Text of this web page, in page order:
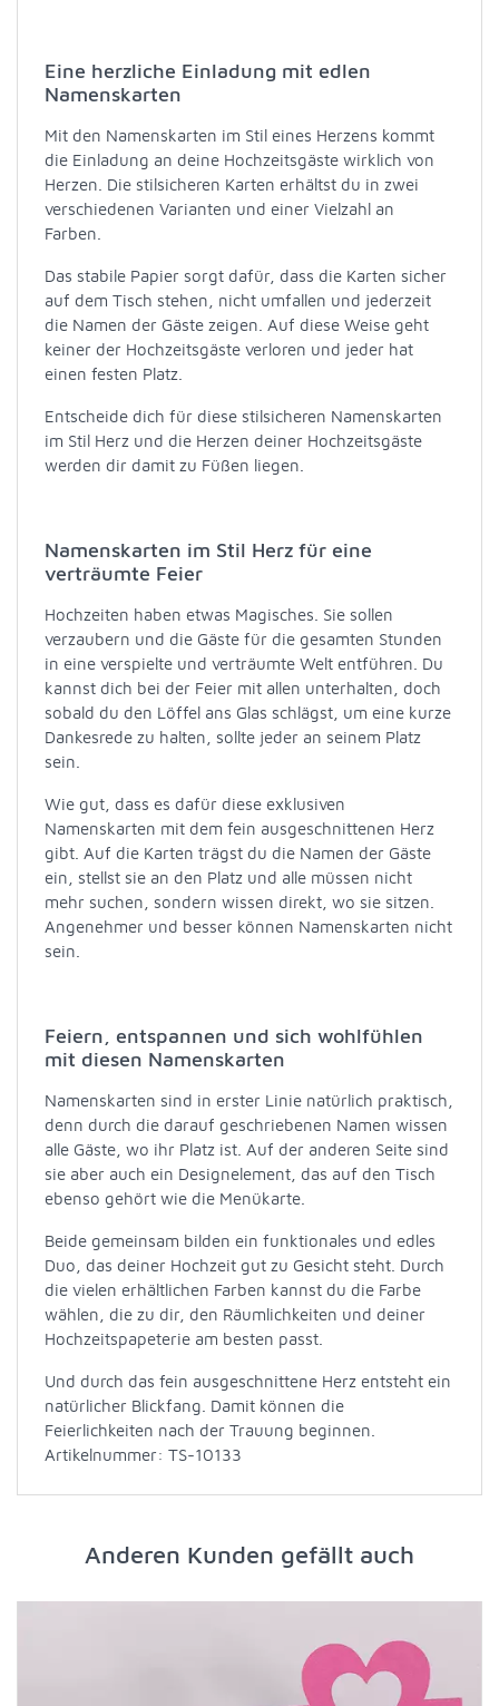
Eine herzliche Einladung mit edlen
Namenskarten
Mit den Namenskarten im Stil eines Herzens kommt
die Einladung an deine Hochzeitsgäste wirklich von
Herzen. Die stilsicheren Karten erhältst du in zwei
verschiedenen Varianten und einer Vielzahl an
Farben.
Das stabile Papier sorgt dafür, dass die Karten sicher
auf dem Tisch stehen, nicht umfallen und jederzeit
die Namen der Gäste zeigen. Auf diese Weise geht
keiner der Hochzeitsgäste verloren und jeder hat
einen festen Platz.
Entscheide dich für diese stilsicheren Namenskarten
im Stil Herz und die Herzen deiner Hochzeitsgäste
werden dir damit zu Füßen liegen.
Namenskarten im Stil Herz für eine
verträumte Feier
Hochzeiten haben etwas Magisches. Sie sollen
verzaubern und die Gäste für die gesamten Stunden
in eine verspielte und verträumte Welt entführen. Du
kannst dich bei der Feier mit allen unterhalten, doch
sobald du den Löffel ans Glas schlägst, um eine kurze
Dankesrede zu halten, sollte jeder an seinem Platz
sein.
Wie gut, dass es dafür diese exklusiven
Namenskarten mit dem fein ausgeschnittenen Herz
gibt. Auf die Karten trägst du die Namen der Gäste
ein, stellst sie an den Platz und alle müssen nicht
mehr suchen, sondern wissen direkt, wo sie sitzen.
Angenehmer und besser können Namenskarten nicht
sein.
Feiern, entspannen und sich wohlfühlen
mit diesen Namenskarten
Namenskarten sind in erster Linie natürlich praktisch,
denn durch die darauf geschriebenen Namen wissen
alle Gäste, wo ihr Platz ist. Auf der anderen Seite sind
sie aber auch ein Designelement, das auf den Tisch
ebenso gehört wie die Menükarte.
Beide gemeinsam bilden ein funktionales und edles
Duo, das deiner Hochzeit gut zu Gesicht steht. Durch
die vielen erhältlichen Farben kannst du die Farbe
wählen, die zu dir, den Räumlichkeiten und deiner
Hochzeitspapeterie am besten passt.
Und durch das fein ausgeschnittene Herz entsteht ein
natürlicher Blickfang. Damit können die
Feierlichkeiten nach der Trauung beginnen.
Artikelnummer: TS-10133
Anderen Kunden gefällt auch